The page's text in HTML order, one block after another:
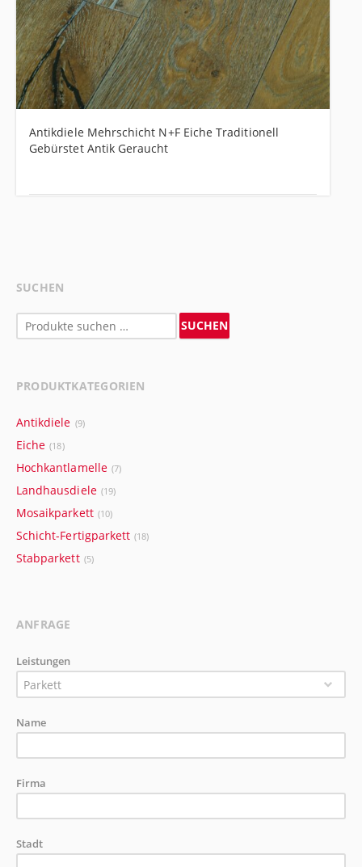
Antikdiele Mehrschicht N+F Eiche Traditionell
Gebürstet Antik Geraucht
SUCHEN
Suchen
nach:
SUCHEN
PRODUKTKATEGORIEN
Antikdiele (9)
Eiche (18)
Hochkantlamelle (7)
Landhausdiele (19)
Mosaikparkett (10)
Schicht-Fertigparkett (18)
Stabparkett (5)
ANFRAGE
Leistungen
Parkett
Name
Firma
Stadt